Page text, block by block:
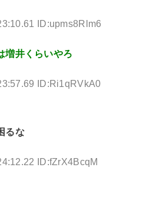
ID:upms8Rlm6
増井くらいやろ
ID:Ri1qRVkA0
るな
ID:fZrX4BcqM